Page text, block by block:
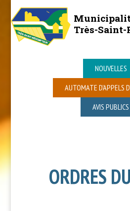
Très-
NOUVELLES
AUTOMATE D’APPELS
AVIS PUBLICS
ORDRES